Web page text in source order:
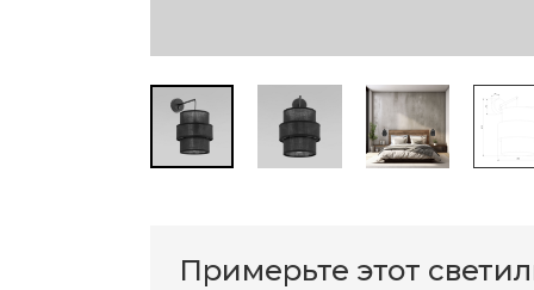
Примерьте этот